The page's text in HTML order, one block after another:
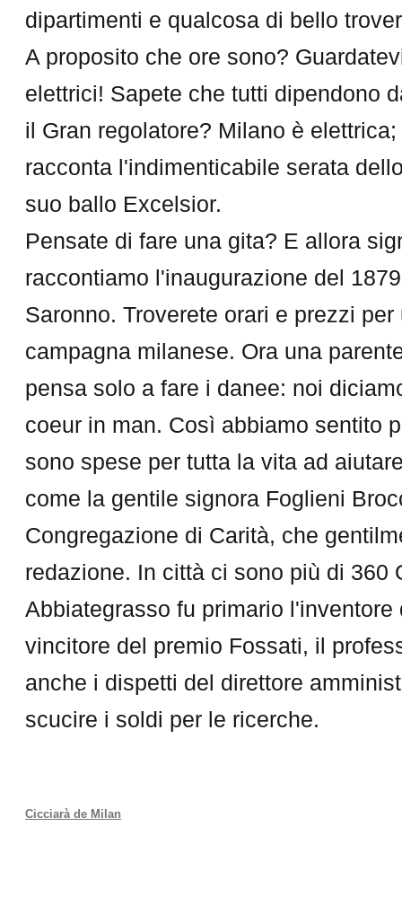
dipartimenti e qualcosa di bello
A proposito che ore sono?
elettrici! Sapete che tutti dipendono
il Gran regolatore? Milano è
racconta l'indimenticabile serata
suo ballo Excelsior.
Pensate di fare una gita? E allora
raccontiamo l'inaugurazione del
Saronno. Troverete orari e prezzi
campagna milanese. Ora una
pensa solo a fare i danee: noi
coeur in man. Così abbiamo sentito
sono spese per tutta la vita ad
come la gentile signora Foglieni
Congregazione di Carità, che
redazione. In città ci sono più di 360
Abbiategrasso fu primario
vincitore del premio Fossati, il
anche i dispetti del direttore
scucire i soldi per le ricerche.
Cicciarà de Milan